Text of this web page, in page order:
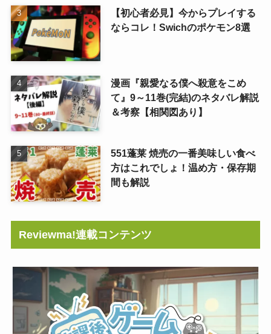
【初心者必見】今からプレイする
ならコレ！Swichのポケモン8選
漫画『親愛なる僕へ殺意をこめ
て』9～11巻(完結)のネタバレ解説
＆考察【相関図あり】
551蓬莱 焼売の一番美味しい食べ
方はこれでしょ！温め方・保存期
間も解説
Reviewma!連載コンテンツ